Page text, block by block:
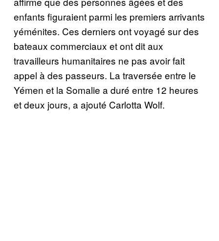
enfants figuraient parmi les premiers arrivants
yéménites. Ces derniers ont voyagé sur des
bateaux commerciaux et ont dit aux
travailleurs humanitaires ne pas avoir fait
appel à des passeurs. La traversée entre le
Yémen et la Somalie a duré entre 12 heures
et deux jours, a ajouté Carlotta Wolf.